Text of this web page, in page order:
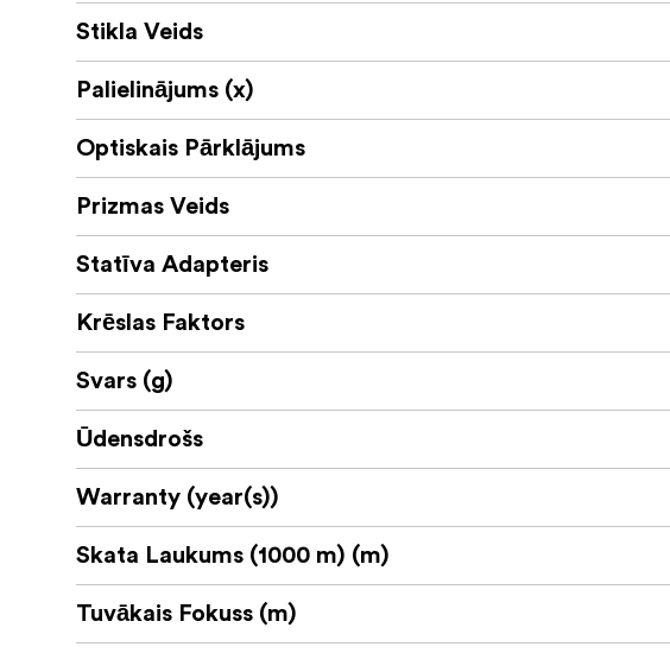
Stikla Veids
Palielinājums (x)
Optiskais Pārklājums
Prizmas Veids
Statīva Adapteris
Krēslas Faktors
Svars (g)
Ūdensdrošs
Warranty (year(s))
Skata Laukums (1000 m) (m)
Tuvākais Fokuss (m)